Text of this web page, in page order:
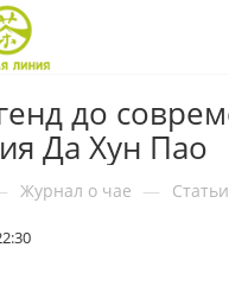
до
Да Хун Пао
Журнал о чае —